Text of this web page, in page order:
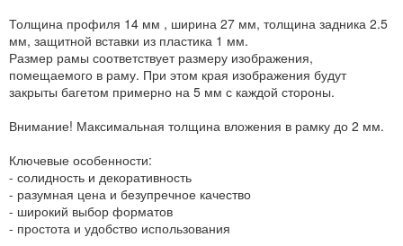
Толщина профиля 14 мм , ширина 27 мм, толщина задника 2.5
мм, защитной вставки из пластика 1 мм.
Размер рамы соответствует размеру изображения,
помещаемого в раму. При этом края изображения будут
закрыты багетом примерно на 5 мм с каждой стороны.
Внимание! Максимальная толщина вложения в рамку до 2 мм.
Ключевые особенности:
- солидность и декоративность
- разумная цена и безупречное качество
- широкий выбор форматов
- простота и удобство использования